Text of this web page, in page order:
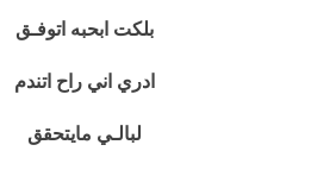
بلكت ابحبه اتوفـق
ادري اني راح اتندم
لبالـي مايتحقق